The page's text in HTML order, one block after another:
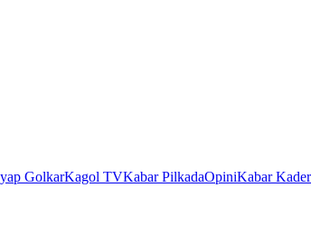
GolkarKagol TVKabar PilkadaOpiniKabar Kader